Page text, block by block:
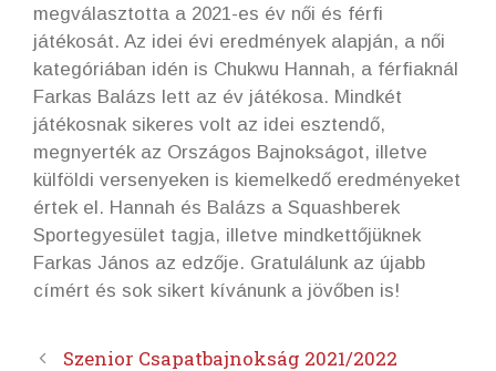
megválasztotta a 2021-es év női és férfi
játékosát. Az idei évi eredmények alapján, a női
kategóriában idén is Chukwu Hannah, a férfiaknál
Farkas Balázs lett az év játékosa. Mindkét
játékosnak sikeres volt az idei esztendő,
megnyerték az Országos Bajnokságot, illetve
külföldi versenyeken is kiemelkedő eredményeket
értek el. Hannah és Balázs a Squashberek
Sportegyesület tagja, illetve mindkettőjüknek
Farkas János az edzője. Gratulálunk az újabb
címért és sok sikert kívánunk a jövőben is!
Szenior Csapatbajnokság 2021/2022